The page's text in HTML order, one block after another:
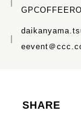
eevent＠
SHARE